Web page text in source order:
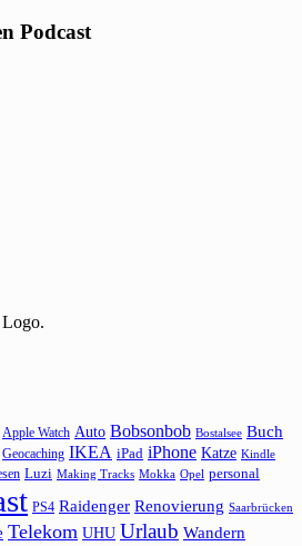
Podcast
Apple Watch Auto Bobsonbob Bostalsee Buch
Geocaching IKEA iPad iPhone Katze Kindle
Luzi Making Tracks Mokka Opel personal
PS4 Raidenger Renovierung Saarbrücken
Telekom UHU Urlaub Wandern